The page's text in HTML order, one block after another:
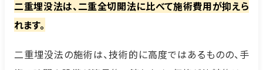
二重埋没法は、二重全切開法に比べて施術費用が抑えら
れます。
二重埋没法の施術は、技術的に高度ではあるものの、手